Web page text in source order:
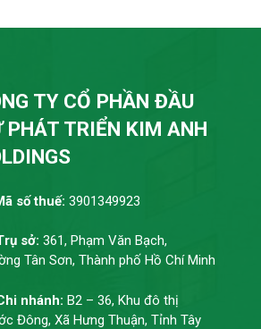
TY CỔ PHẦN ĐẦU
PHÁT TRIỂN KIM ANH
số thuế:3901349923
sở:361, Phạm Văn Bạch,
Tân Sơn, Thành phố Hồ Chí Minh
nhánh:B2 – 36, Khu đô thị
Đông, Xã Hưng Thuận, Tỉnh Tây